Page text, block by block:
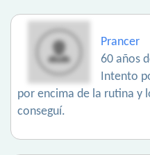
Prancer
60 años
Intento
por encima de la rutina y
conseguí.